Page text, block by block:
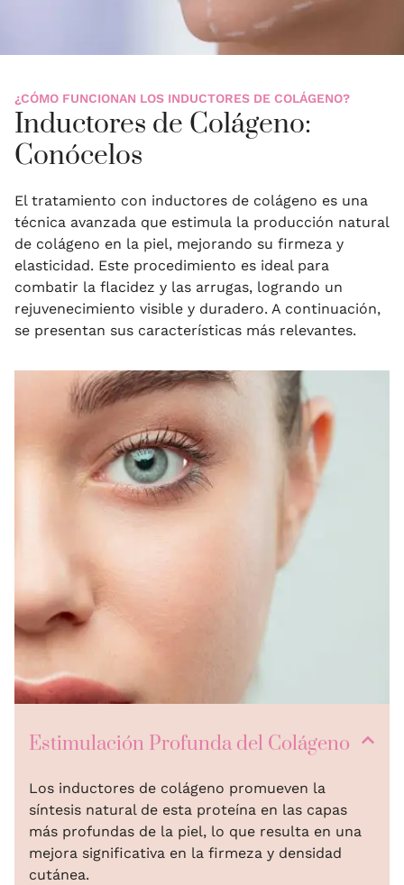
¿CÓMO FUNCIONAN LOS INDUCTORES DE COLÁGENO?
Inductores de Colágeno:
Conócelos
El tratamiento con inductores de colágeno es una
técnica avanzada que estimula la producción natural
de colágeno en la piel, mejorando su firmeza y
elasticidad. Este procedimiento es ideal para
combatir la flacidez y las arrugas, logrando un
rejuvenecimiento visible y duradero. A continuación,
se presentan sus características más relevantes.
Estimulación Profunda del Colágeno
Los inductores de colágeno promueven la
síntesis natural de esta proteína en las capas
más profundas de la piel, lo que resulta en una
mejora significativa en la firmeza y densidad
cutánea.